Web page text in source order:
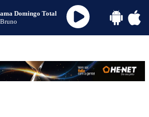
Domingo Total